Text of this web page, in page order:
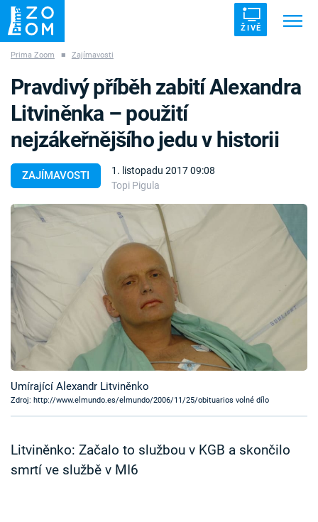
ŽIVĚ
ZÁHADY VETŘELCI DÁVNOVĚKU
Témata
Témata
Pořady
TV Program
Časopis
Sledujte prima+
Sledujte nás
Prima Zoom ■ Zajímavosti
ZAJÍMAVOSTI
1. listopadu 2017 09:08
Topi Pigula
Pravdivý příběh zabití Alexandra
Litviněnka – použití
nejzákeřnějšího jedu v historii
Umírající Alexandr Litviněnko
Zdroj: http://www.elmundo.es/elmundo/2006/11/25/obituarios volné dílo
Litviněnko: Začalo to službou v KGB a skončilo
smrtí ve službě v MI6